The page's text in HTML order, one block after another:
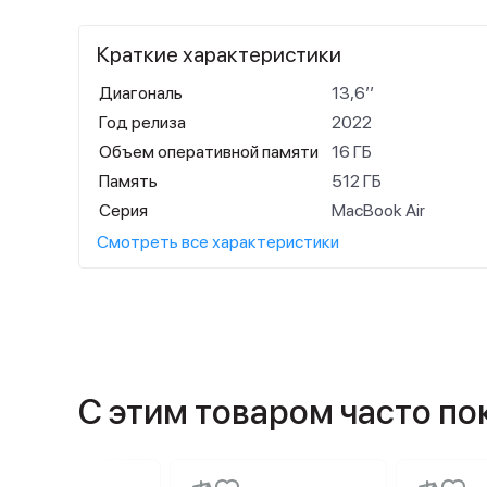
Краткие характеристики
Диагональ
13,6’’
Год релиза
2022
Объем оперативной памяти
16 ГБ
Память
512 ГБ
Серия
MacBook Air
Смотреть все характеристики
С этим товаром часто